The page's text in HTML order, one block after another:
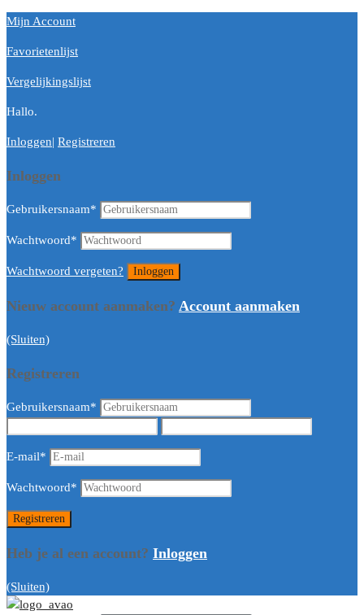
Mijn Account
Favorietenlijst
Vergelijkingslijst
Hallo.
Inloggen| Registreren
Inloggen
Gebruikersnaam*
Wachtwoord*
Wachtwoord vergeten?
Nieuw account aanmaken? Account aanmaken
(Sluiten)
Registreren
Gebruikersnaam*
E-mail*
Wachtwoord*
Heb je al een account? Inloggen
(Sluiten)